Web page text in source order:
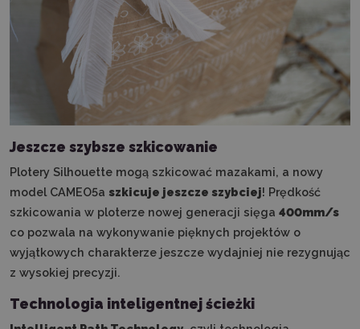
Jeszcze szybsze szkicowanie
Plotery Silhouette mogą szkicować mazakami, a nowy
model CAMEO5a szkicuje jeszcze szybciej! Prędkość
szkicowania w ploterze nowej generacji sięga 400mm/s
co pozwala na wykonywanie pięknych projektów o
wyjątkowych charakterze jeszcze wydajniej nie rezygnując
z wysokiej precyzji.
Technologia inteligentnej ścieżki